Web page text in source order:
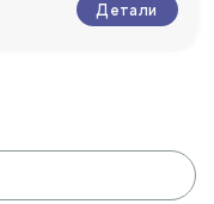
Детали